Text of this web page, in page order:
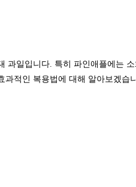
일입니다. 특히 파인애플에는
과적인 복용법에 대해 알아보겠습